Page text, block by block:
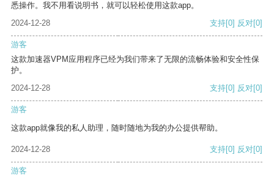
悉操作。我不用看说明书，就可以轻松使用这款app。
2024-12-28
支持[0] 反对[0]
游客
这款加速器VPM应用程序已经为我们带来了无限的流畅体验和安全性保
护。
2024-12-28
支持[0] 反对[0]
游客
这款app就像我的私人助理，随时随地为我的办公提供帮助。
2024-12-28 支持[0] 反对[0]
游客